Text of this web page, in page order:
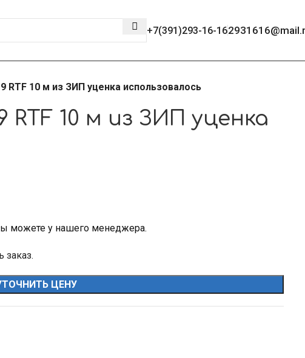
+7(391)293-16-16
RTF 10 м из ЗИП уценка использовалось
RTF 10 м из ЗИП уценка
можете у нашего менеджера.
ЦЕНУ